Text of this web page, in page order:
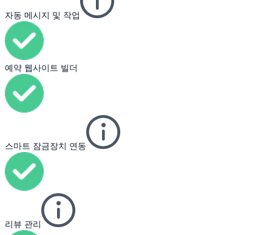
자동 메시지 및 작업
예약 웹사이트 빌더
스마트 잠금장치 연동
리뷰 관리